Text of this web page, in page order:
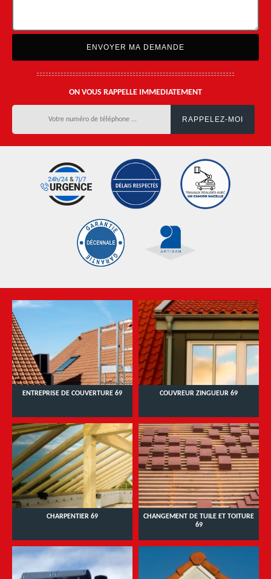
ON VOUS RAPPELLE IMMEDIATEMENT
ENTREPRISE DE COUVERTURE 69 COUVREUR ZINGUEUR 69
CHARPENTIER 69
CHANGEMENT DE TUILE ET TOITURE
69